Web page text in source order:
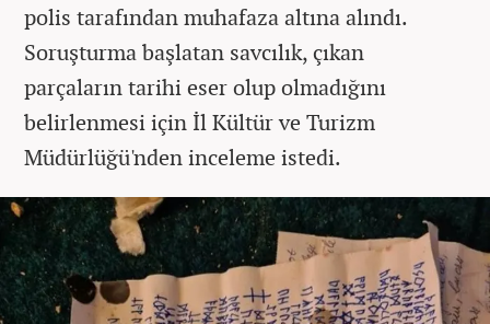
polis tarafından muhafaza altına alındı.
Soruşturma başlatan savcılık, çıkan
parçaların tarihi eser olup olmadığını
belirlenmesi için İl Kültür ve Turizm
Müdürlüğü'nden inceleme istedi.